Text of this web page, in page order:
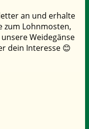
an und erhalte
zum Lohnmosten,
Weidegänse
dein Interesse 😊